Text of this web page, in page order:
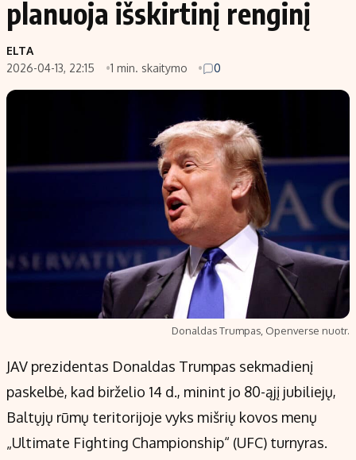
planuoja išskirtinį renginį
ELTA
2026-04-13, 22:15
1 min. skaitymo 0
Donaldas Trumpas, Openverse nuotr.
JAV prezidentas Donaldas Trumpas sekmadienį
paskelbė, kad birželio 14 d., minint jo 80-ąjį jubiliejų,
Baltųjų rūmų teritorijoje vyks mišrių kovos menų
„Ultimate Fighting Championship“ (UFC) turnyras.